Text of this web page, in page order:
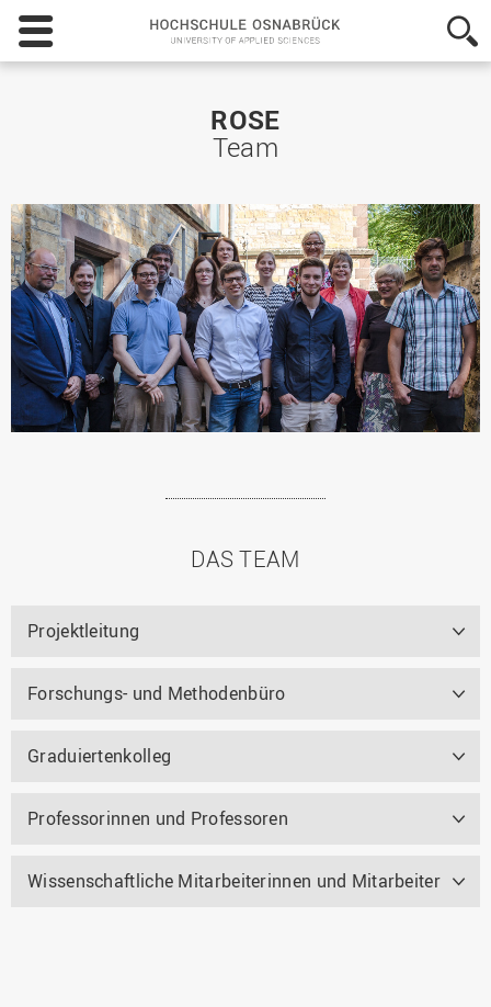
Hochschule
Osnabrück
-
ROSE
Team
DAS TEAM
Projektleitung
Forschungs- und Methodenbüro
Graduiertenkolleg
Professorinnen und Professoren
Wissenschaftliche Mitarbeiterinnen und Mitarbeiter